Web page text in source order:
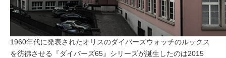
1960年代に発表されたオリスのダイバーズウォッチのルックス
を彷彿させる『ダイバーズ65』シリーズが誕生したのは2015